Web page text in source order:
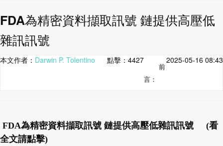
FDA為精密資料擷取訊號 鏈提供高壓低
雜訊訊號
本文作者： Darwin P. Tolentino 點擊： 4427 2025-05-16 08:43
前
言：
FDA為精密資料擷取訊號 鏈提供高壓低雜訊訊號 (看
全文請點擊)